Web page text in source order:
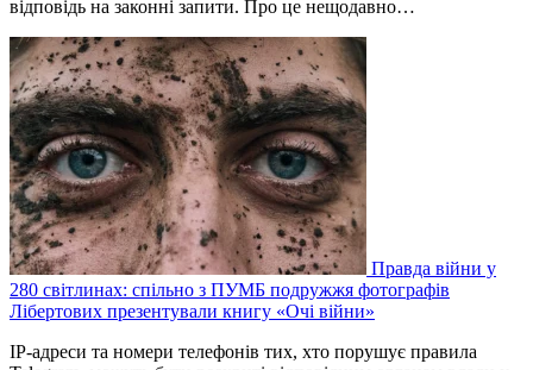
відповідь на законні запити. Про це нещодавно…
Правда війни у
280 світлинах: спільно з ПУМБ подружжя фотографів
Лібертових презентували книгу «Очі війни»
IP-адреси та номери телефонів тих, хто порушує правила